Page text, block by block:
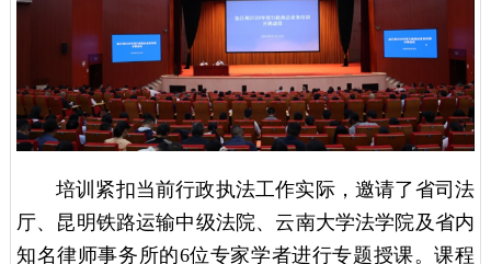
培训紧扣当前行政执法工作实际，邀请了省司法
厅、昆明铁路运输中级法院、云南大学法学院及省内
知名律师事务所的6位专家学者进行专题授课。课程